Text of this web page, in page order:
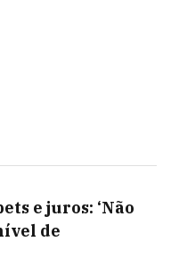
e juros: ‘Não
de